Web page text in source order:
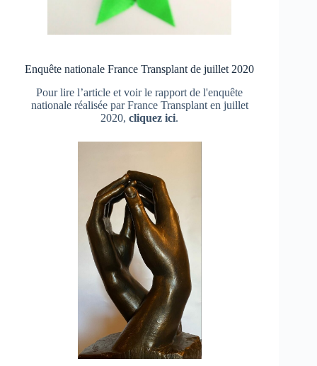
Enquête nationale France Transplant de juillet 2020
Pour lire l’article et voir le rapport de l'enquête
nationale réalisée par France Transplant en juillet
2020,cliquez ici.